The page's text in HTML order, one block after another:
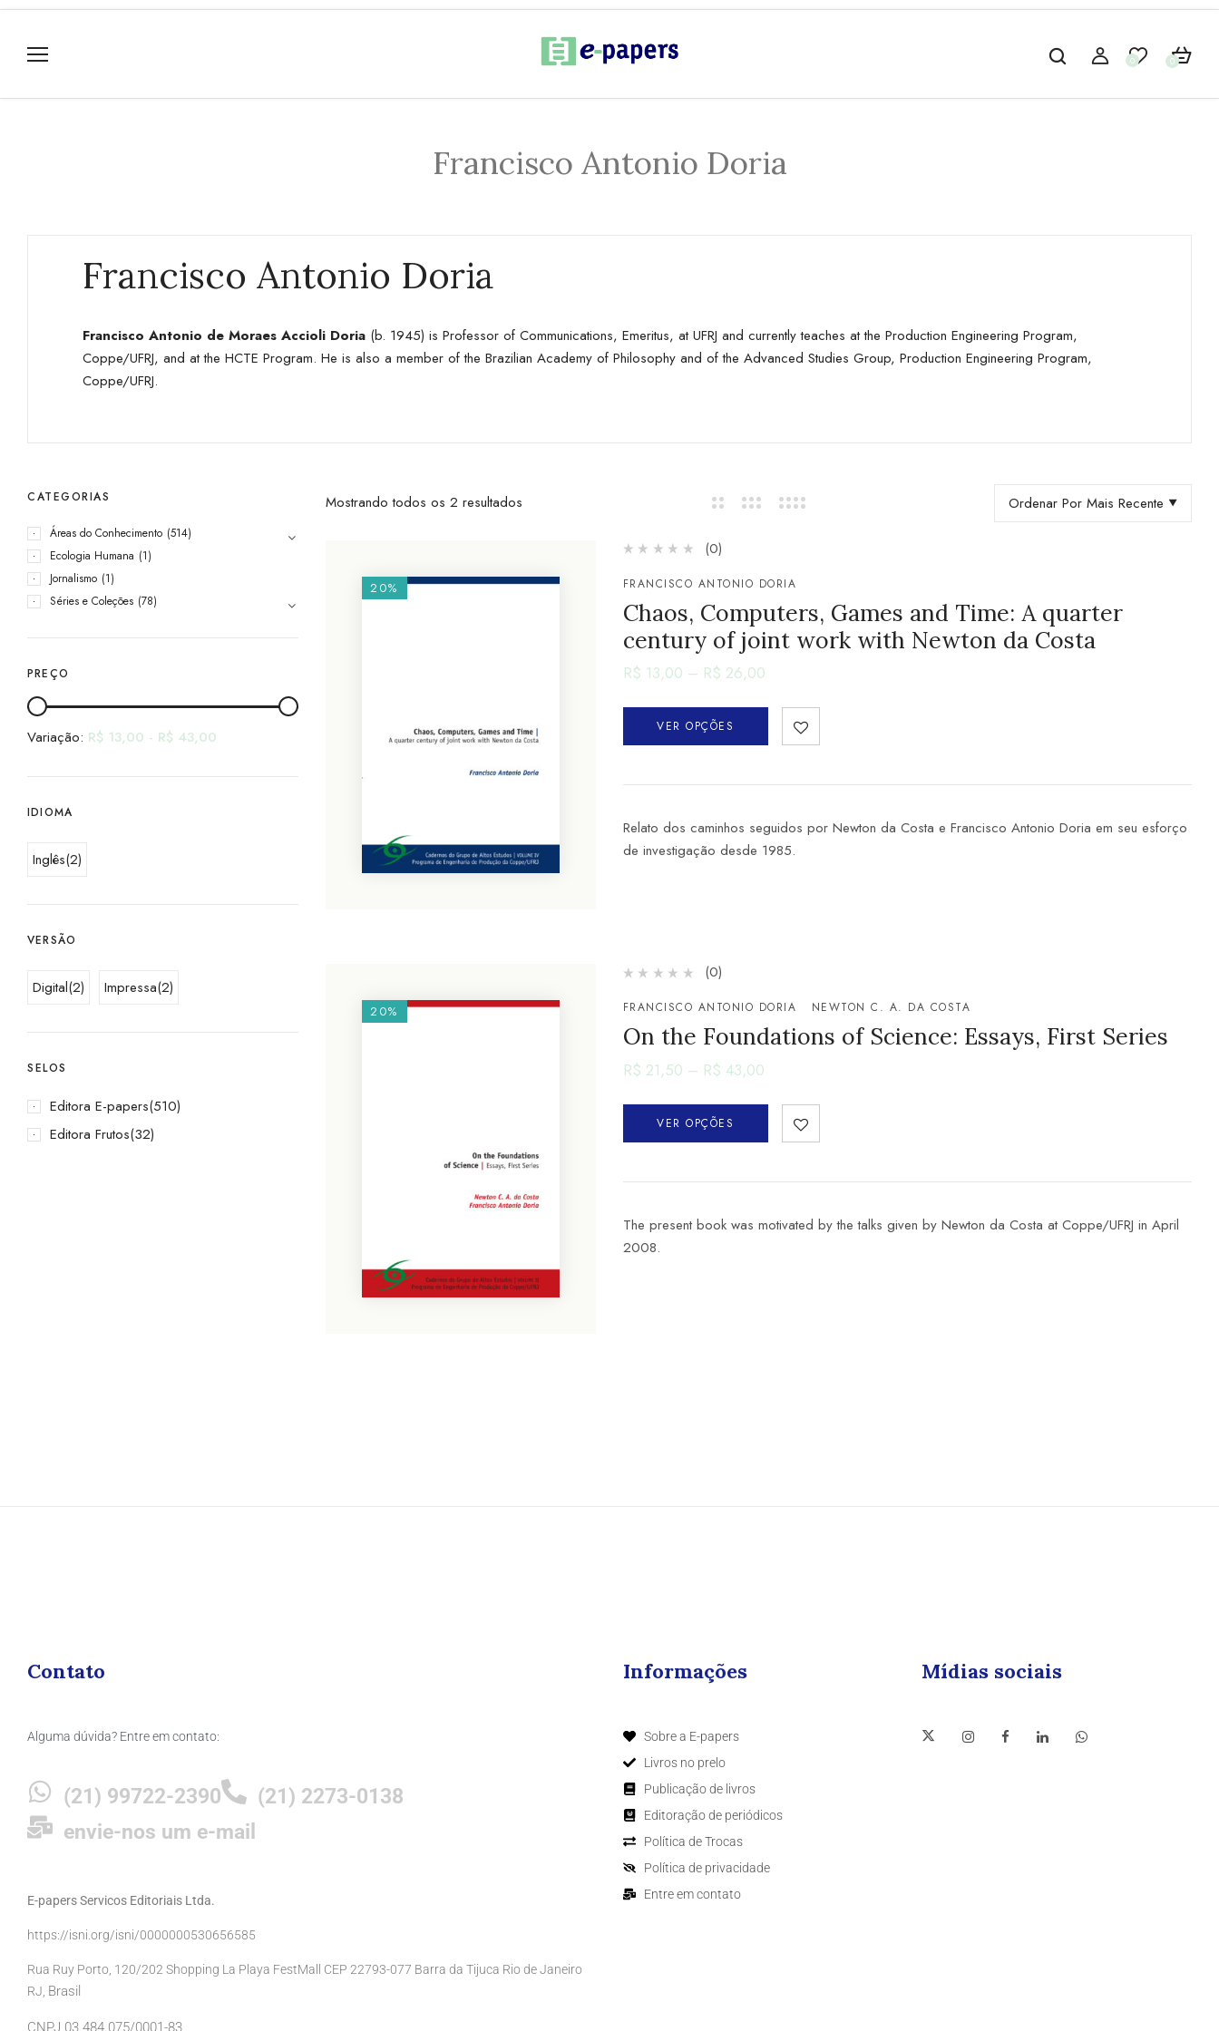
0 0
Francisco Antonio Doria
Francisco Antonio Doria
Francisco Antonio de Moraes Accioli Doria (b. 1945) is Professor of Communications, Emeritus, at UFRJ and currently teaches at the Production Engineering Program,
Coppe/UFRJ, and at the HCTE Program. He is also a member of the Brazilian Academy of Philosophy and of the Advanced Studies Group, Production Engineering Program,
Coppe/UFRJ.
CATEGORIAS
Áreas do Conhecimento (514)
Ecologia Humana (1)
Jornalismo (1)
Séries e Coleções (78)
PREÇO
Variação: R$ 13,00 - R$ 43,00
IDIOMA
Inglês(2)
VERSÃO
Digital(2) Impressa(2)
SELOS
Editora E-papers(510)
Editora Frutos(32)
Mostrando todos os 2 resultados Ordenar Por Mais Recente
20%
(0)
FRANCISCO ANTONIO DORIA
Chaos, Computers, Games and Time: A quarter
century of joint work with Newton da Costa
R$ 13,00 – R$ 26,00
VER OPÇÕES
Relato dos caminhos seguidos por Newton da Costa e Francisco Antonio Doria em seu esforço
de investigação desde 1985.
20%
(0)
FRANCISCO ANTONIO DORIA NEWTON C. A. DA COSTA
On the Foundations of Science: Essays, First Series
R$ 21,50 – R$ 43,00
VER OPÇÕES
The present book was motivated by the talks given by Newton da Costa at Coppe/UFRJ in April
2008.
Contato
Alguma dúvida? Entre em contato:
(21) 99722-2390
(21) 2273-0138
envie-nos um e-mail
E-papers Servicos Editoriais Ltda.
https://isni.org/isni/0000000530656585
Rua Ruy Porto, 120/202 Shopping La Playa FestMall CEP 22793-077 Barra da Tijuca Rio de Janeiro
RJ, Brasil
CNPJ 03.484.075/0001-83
Informações
Sobre a E-papers
Livros no prelo
Publicação de livros
Editoração de periódicos
Política de Trocas
Política de privacidade
Entre em contato
Mídias sociais